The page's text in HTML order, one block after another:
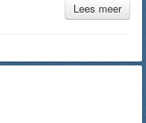
Lees meer